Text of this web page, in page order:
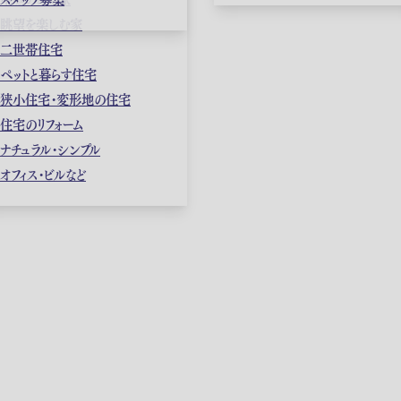
二世帯住宅
ペットと暮らす住宅
狭小住宅・変形地の住宅
住宅のリフォーム
ナチュラル・シンプル
オフィス・ビルなど